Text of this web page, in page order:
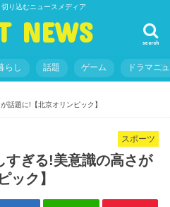
り込むニュースメディア
NEWS search
らし 話題 ゲーム ドラマニ
話題に!【北京オリンピック】
スポーツ
すぎる!美意識の高さが
ック】